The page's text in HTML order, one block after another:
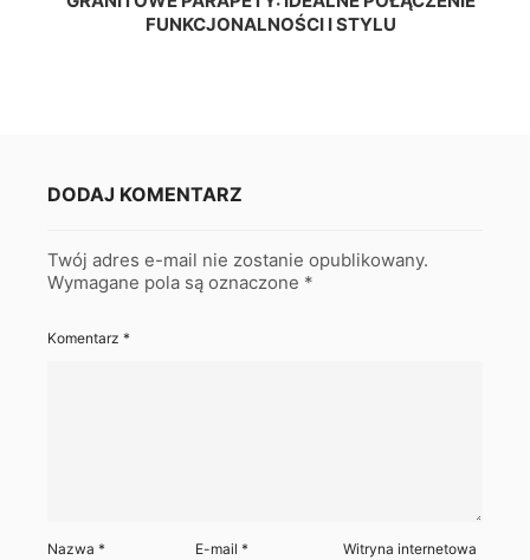
FUNKCJONALNOŚCI I STYLU
DODAJ KOMENTARZ
Twój adres e-mail nie zostanie opublikowany.
Wymagane pola są oznaczone *
Komentarz *
Nazwa * E-mail* Witryna internetowa